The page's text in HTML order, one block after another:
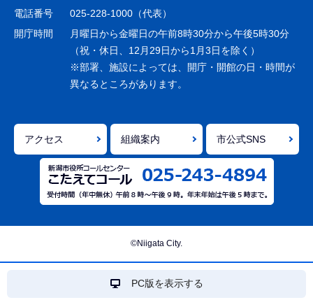
シ
ョ
で
電話番号
025-228-1000（代表）
開庁時間
月曜日から金曜日の午前8時30分から午後5時30分
（祝・休日、12月29日から1月3日を除く）
※部署、施設によっては、開庁・開館の日・時間が
異なるところがあります。
アクセス 組織案内 市公式SNS
©Niigata City.
PC版を表示する